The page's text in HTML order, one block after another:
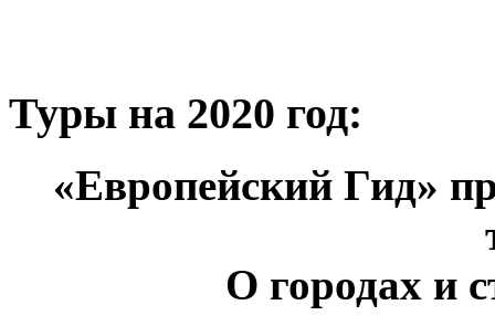
Туры на 2020 год:
«Европейский Гид»
О городах и